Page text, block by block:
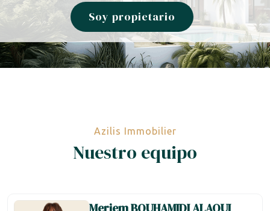
Soy propietario
Azilis Immobilier
Nuestro equipo